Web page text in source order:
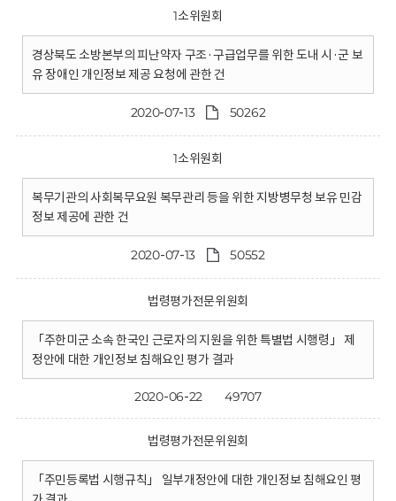
1소위원회
경상북도 소방본부의 피난약자 구조·구급업무를 위한 도내 시·군 보
유 장애인 개인정보 제공 요청에 관한 건
2020-07-13 50262
1소위원회
복무기관의 사회복무요원 복무관리 등을 위한 지방병무청 보유 민감
정보 제공에 관한 건
2020-07-13 50552
법령평가전문위원회
「주한미군 소속 한국인 근로자의 지원을 위한 특별법 시행령」 제
정안에 대한 개인정보 침해요인 평가 결과
2020-06-22 49707
법령평가전문위원회
「주민등록법 시행규칙」 일부개정안에 대한 개인정보 침해요인 평